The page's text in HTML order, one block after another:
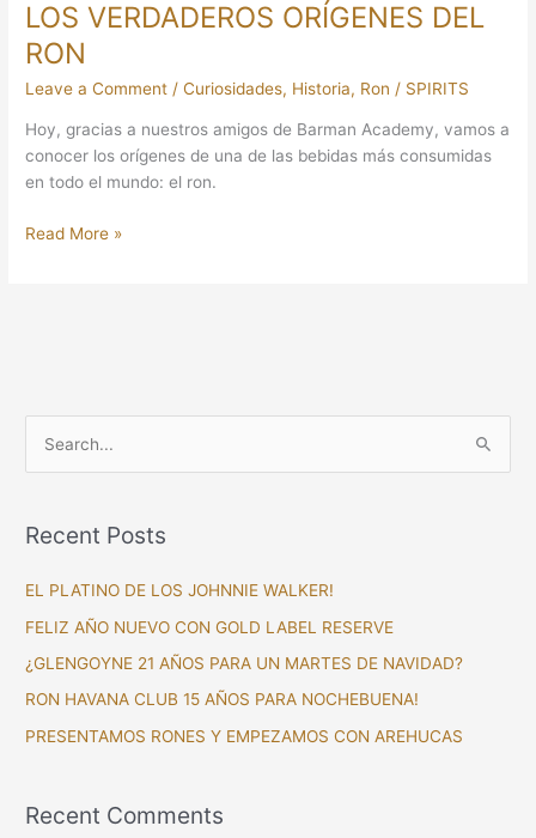
LOS VERDADEROS ORÍGENES DEL
RON
Leave a Comment /Curiosidades, Historia, Ron / SPIRITS
Hoy, gracias a nuestros amigos de Barman Academy, vamos a
conocer los orígenes de una de las bebidas más consumidas
en todo el mundo: el ron.
Read More »
r
o
r
:
Recent Posts
EL PLATINO DE LOS JOHNNIE WALKER!
FELIZ AÑO NUEVO CON GOLD LABEL RESERVE
¿GLENGOYNE 21 AÑOS PARA UN MARTES DE NAVIDAD?
RON HAVANA CLUB 15 AÑOS PARA NOCHEBUENA!
PRESENTAMOS RONES Y EMPEZAMOS CON AREHUCAS
Recent Comments